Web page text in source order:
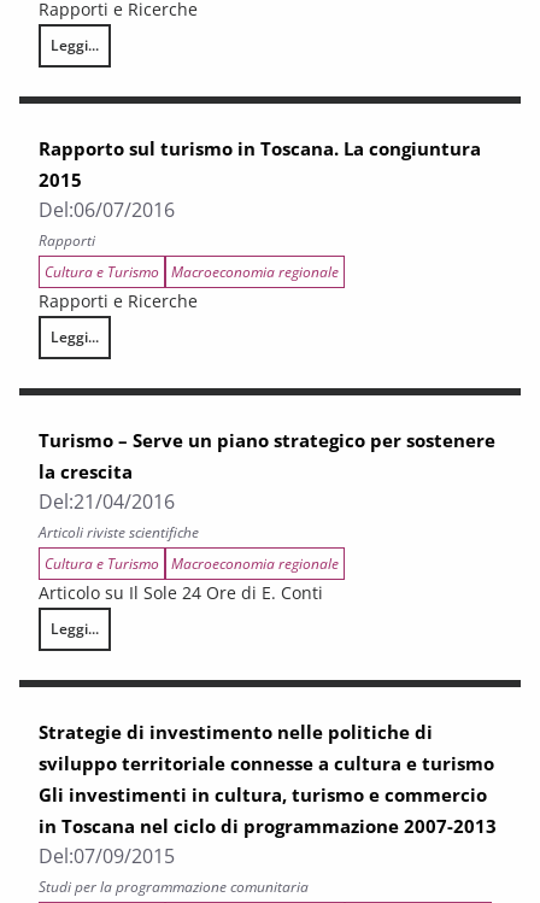
Rapporti e Ricerche
Leggi...
RAPPORTO SUL TURISMO IN TOSCANA. LA CONGIUNTURA 2017
Rapporto sul turismo in Toscana. La congiuntura
2015
Del:06/07/2016
Rapporti
Cultura e Turismo Macroeconomia regionale
Rapporti e Ricerche
Leggi...
Rapporto sul turismo in Toscana. La congiuntura 2015
Turismo – Serve un piano strategico per sostenere
la crescita
Del:21/04/2016
Articoli riviste scientifiche
Cultura e Turismo Macroeconomia regionale
Articolo su Il Sole 24 Ore di E. Conti
Leggi...
Turismo – Serve un piano strategico per sostenere la crescita
Strategie di investimento nelle politiche di
sviluppo territoriale connesse a cultura e turismo
Gli investimenti in cultura, turismo e commercio
in Toscana nel ciclo di programmazione 2007-2013
Del:07/09/2015
Studi per la programmazione comunitaria